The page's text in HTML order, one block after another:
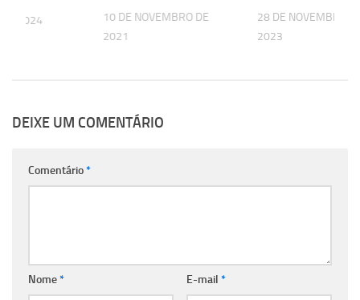
10 DE NOVEMBRO DE
2021
28 DE NOVEMBRO
2023
2024
DEIXE UM COMENTÁRIO
Comentário*
Nome* E-mail *